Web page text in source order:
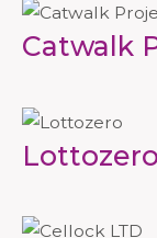
Catwalk
Lottozero